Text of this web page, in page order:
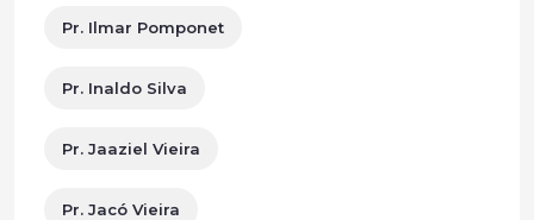
Pr. Ilmar Pomponet
Pr. Inaldo Silva
Pr. Jaaziel Vieira
Pr. Jacó Vieira